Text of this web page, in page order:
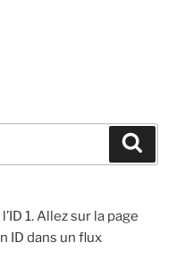
1. Allez sur la page
ID dans un flux